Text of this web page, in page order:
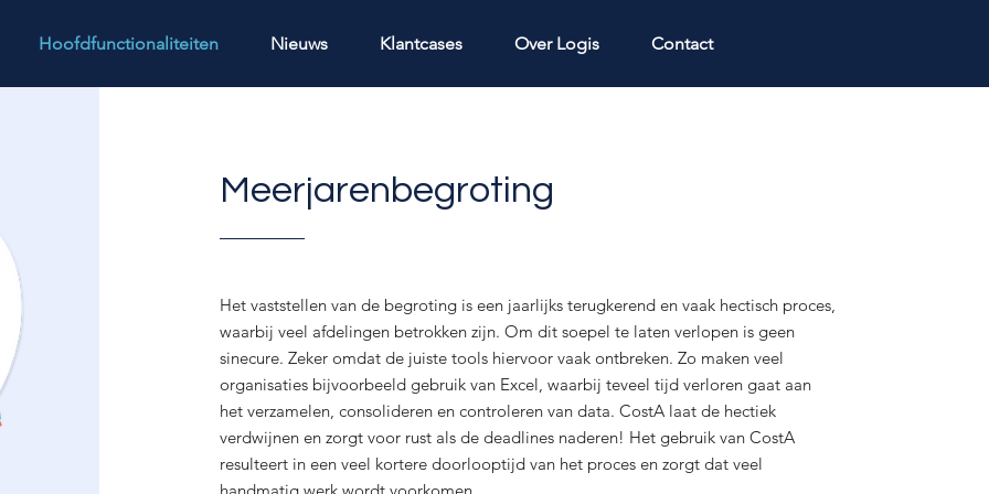
Hoofdfunctionaliteiten Nieuws Klantcases Over Logis Contact
Meerjarenbegroting
Het vaststellen van de begroting is een jaarlijks terugkerend en vaak hectisch proces,
waarbij veel afdelingen betrokken zijn. Om dit soepel te laten verlopen is geen
sinecure. Zeker omdat de juiste tools hiervoor vaak ontbreken. Zo maken veel
organisaties bijvoorbeeld gebruik van Excel, waarbij teveel tijd verloren gaat aan
het verzamelen, consolideren en controleren van data. CostA laat de hectiek
verdwijnen en zorgt voor rust als de deadlines naderen! Het gebruik van CostA
resulteert in een veel kortere doorlooptijd van het proces en zorgt dat veel